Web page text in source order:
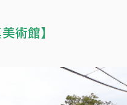
術館】